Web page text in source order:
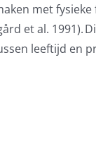
met fysieke
et al. 1991).
leeftijd en